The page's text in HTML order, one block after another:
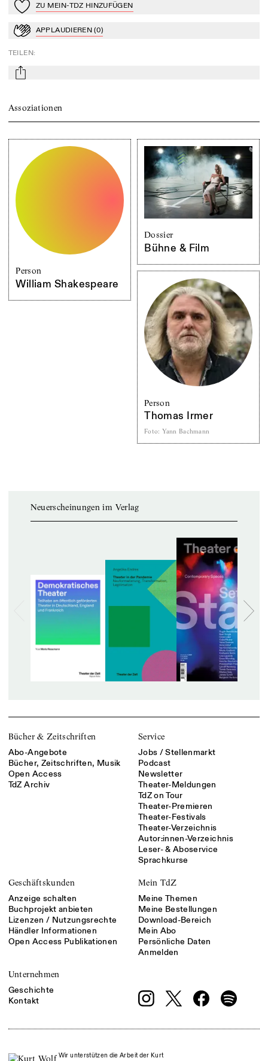
Zu Mein-TdZ hinzufügen
ZU MEIN-TDZ HINZUFÜGEN
ApplaudierenAPPLAUDIEREN (0)
TEILEN:
mail
Assoziationen
Person
William Shakespeare
Dossier
Bühne & Film
Person
Thomas Irmer
Foto: Yann Bachmann
Neuerscheinungen im Verlag
Bücher & Zeitschriften
Abo-Angebote
Bücher, Zeitschriften, Musik
Open Access
TdZ Archiv
Service
Jobs / Stellenmarkt
Podcast
Newsletter
Theater-Meldungen
TdZ on Tour
Theater-Premieren
Theater-Festivals
Theater-Verzeichnis
Autor:innen-Verzeichnis
Leser- & Aboservice
Sprachkurse
Geschäftskunden
Anzeige schalten
Buchprojekt anbieten
Lizenzen / Nutzungsrechte
Händler Informationen
Open Access Publikationen
Mein TdZ
Meine Themen
Meine Bestellungen
Download-Bereich
Mein Abo
Persönliche Daten
Anmelden
Unternehmen
Geschichte
Kontakt
Wir unterstützen die Arbeit der Kurt